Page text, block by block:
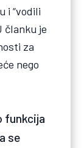
i “vodili
članku je
za
nego
funkcija
se